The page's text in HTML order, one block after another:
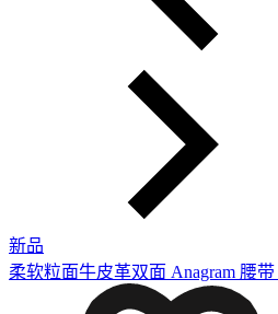
新品
柔软粒面牛皮革双面 Anagram 腰带